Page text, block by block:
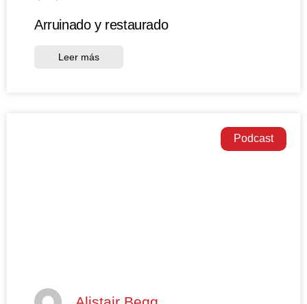
Arruinado y restaurado
Leer más
Podcast